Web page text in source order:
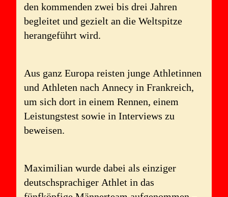
den kommenden zwei bis drei Jahren
begleitet und gezielt an die Weltspitze
herangeführt wird.
Aus ganz Europa reisten junge Athletinnen
und Athleten nach Annecy in Frankreich,
um sich dort in einem Rennen, einem
Leistungstest sowie in Interviews zu
beweisen.
Maximilian wurde dabei als einziger
deutschsprachiger Athlet in das